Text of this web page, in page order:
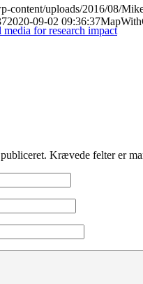
for research impact
content/uploads/2016/08/
2020-09-02 09:36:37
Krævede felter er